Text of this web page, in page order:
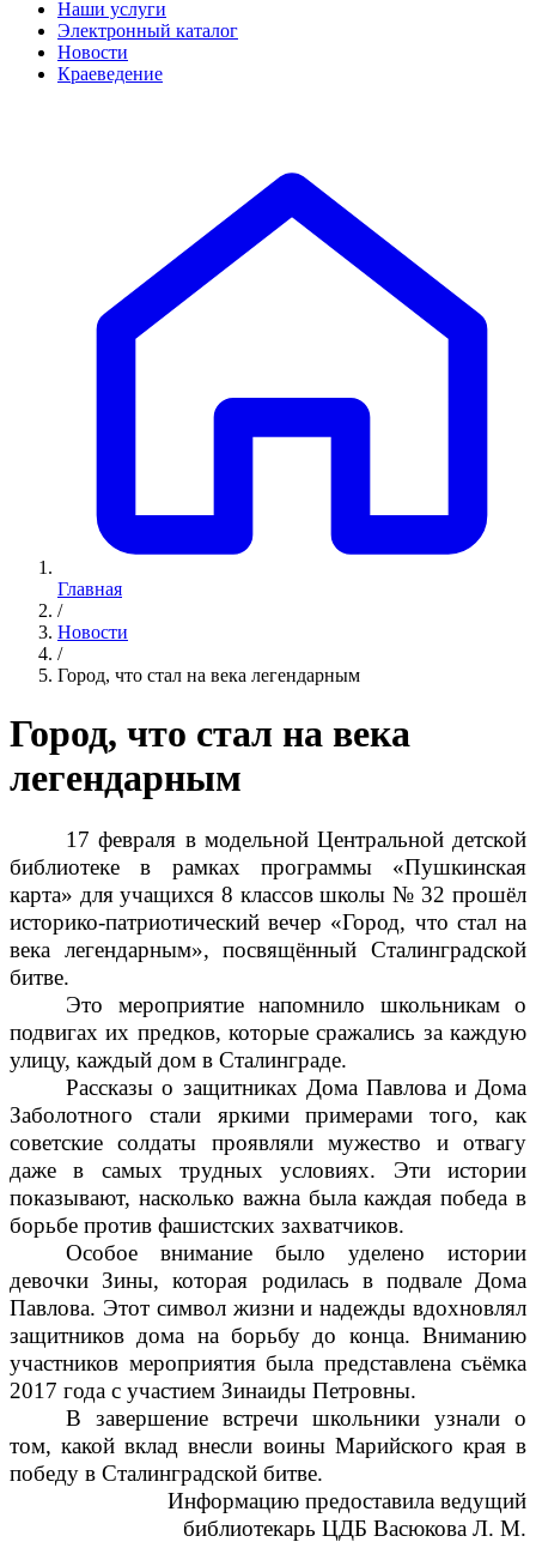
Наши услуги
Электронный каталог
Новости
Краеведение
Главная
/
Новости
/
Город, что стал на века легендарным
Город, что стал на века
легендарным
17 февраля в модельной Центральной детской
библиотеке в рамках программы «Пушкинская
карта» для учащихся 8 классов школы № 32 прошёл
историко-патриотический вечер «Город, что стал на
века легендарным», посвящённый Сталинградской
битве.
Это мероприятие напомнило школьникам о
подвигах их предков, которые сражались за каждую
улицу, каждый дом в Сталинграде.
Рассказы о защитниках Дома Павлова и Дома
Заболотного стали яркими примерами того, как
советские солдаты проявляли мужество и отвагу
даже в самых трудных условиях. Эти истории
показывают, насколько важна была каждая победа в
борьбе против фашистских захватчиков.
Особое внимание было уделено истории
девочки Зины, которая родилась в подвале Дома
Павлова. Этот символ жизни и надежды вдохновлял
защитников дома на борьбу до конца. Вниманию
участников мероприятия была представлена съёмка
2017 года с участием Зинаиды Петровны.
В завершение встречи школьники узнали о
том, какой вклад внесли воины Марийского края в
победу в Сталинградской битве.
Информацию предоставила ведущий
библиотекарь ЦДБ Васюкова Л. М.